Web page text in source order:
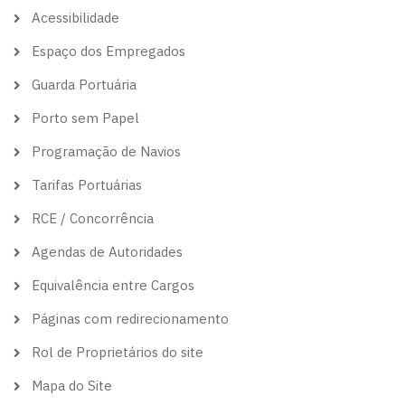
Acessibilidade
Espaço dos Empregados
Guarda Portuária
Porto sem Papel
Programação de Navios
Tarifas Portuárias
RCE / Concorrência
Agendas de Autoridades
Equivalência entre Cargos
Páginas com redirecionamento
Rol de Proprietários do site
Mapa do Site